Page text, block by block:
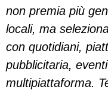
non premia più
locali, ma
con quotidiani,
pubblicitaria,
multipiattaforma.